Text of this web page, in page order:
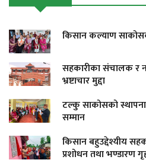
किसान कल्याण
सहकारीका संचालक र
भ्रष्टाचार मुद्दा
टल्कु साकोसको स्थापना
सम्मान
किसान बहुउद्देश्यीय
प्रशोधन तथा भण्डारण